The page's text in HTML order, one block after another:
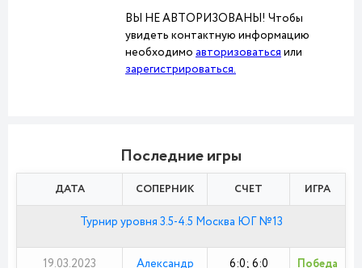
ВЫ НЕ АВТОРИЗОВАНЫ! Чтобы
увидеть контактную информацию
необходимо авторизоваться или
зарегистрироваться.
Последние игры
ДАТА СОПЕРНИК СЧЕТ ИГРА
Турнир уровня 3.5-4.5 Москва ЮГ №13
19.03.2023
Александр
6:0; 6:0 Победа